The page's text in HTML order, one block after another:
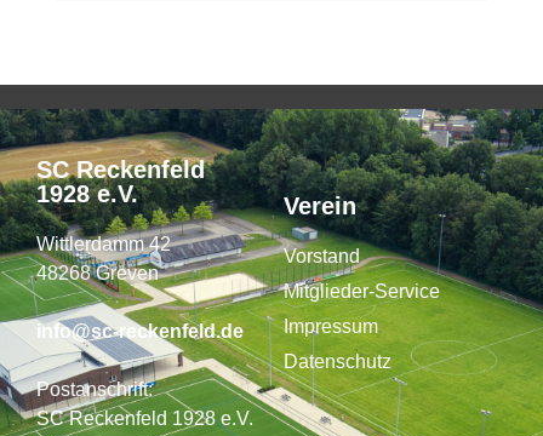
SC Reckenfeld
1928 e.V.
Wittlerdamm 42
48268 Greven
info@sc-reckenfeld.de
Postanschrift:
SC Reckenfeld 1928 e.V.
Verein
Vorstand
Mitglieder-Service
Impressum
Datenschutz